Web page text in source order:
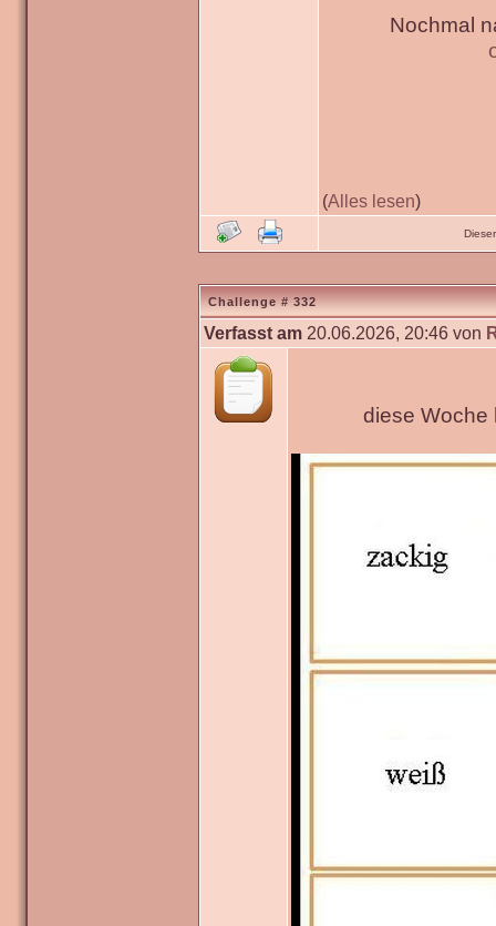
Nochmal
(Alles lesen)
Challenge # 332
Verfasst am 20.06.2026, 20:46 von
diese Woche